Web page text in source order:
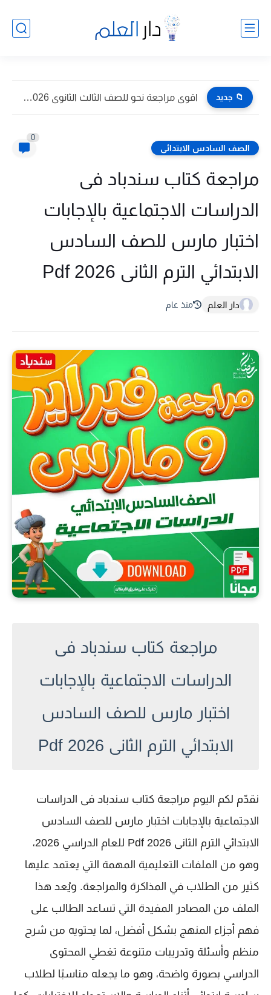
📁 جديد اقوى مراجعة نحو للصف الثالث الثانوى 2026 pdf اعداد توجيه...
الصف السادس الابتدائى
0
مراجعة كتاب سندباد فى
الدراسات الاجتماعية بالإجابات
اختبار مارس للصف السادس
الابتدائي الترم الثانى 2026 Pdf
دار العلم منذ عام
مراجعة كتاب سندباد فى
الدراسات الاجتماعية بالإجابات
اختبار مارس للصف السادس
الابتدائي الترم الثانى 2026 Pdf
نقدّم لكم اليوم مراجعة كتاب سندباد فى الدراسات
الاجتماعية بالإجابات اختبار مارس للصف السادس
الابتدائي الترم الثانى 2026 Pdf
للعام الدراسي 2026،
وهو من الملفات التعليمية المهمة التي يعتمد عليها
كثير من الطلاب في المذاكرة والمراجعة. ويُعد هذا
الملف من المصادر المفيدة التي تساعد الطالب على
فهم أجزاء المنهج بشكل أفضل، لما يحتويه من شرح
منظم وأسئلة وتدريبات متنوعة تغطي المحتوى
الدراسي بصورة واضحة، وهو ما يجعله مناسبًا لطلاب